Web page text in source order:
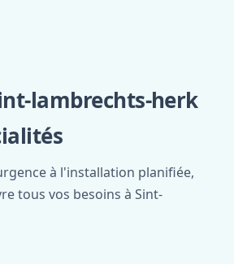
lambrechts-herk
à l'installation planifiée,
tous vos besoins à Sint-